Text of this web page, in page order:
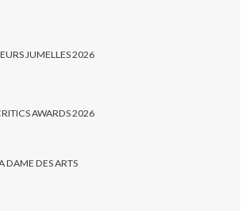
JUMELLES 2026
AWARDS 2026
DAME DES ARTS